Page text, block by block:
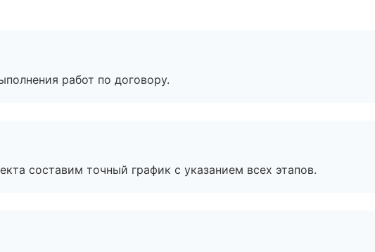
работ по договору.
составим точный график с указанием всех этапов.